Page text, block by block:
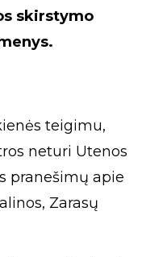
skirstymo
teigimu,
neturi Utenos
pranešimų apie
Zarasų